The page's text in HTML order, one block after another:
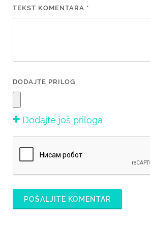
TEKST KOMENTARA *
DODAJTE PRILOG
Dodajte još priloga
POŠALJITE KOMENTAR